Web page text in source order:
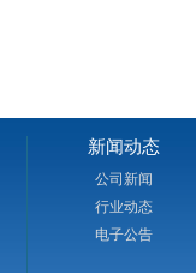
新闻动态
公司新闻
行业动态
电子公告